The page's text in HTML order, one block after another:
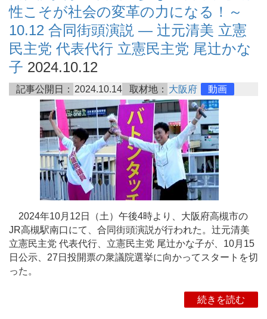
性こそが社会の変革の力になる！～
10.12 合同街頭演説 ― 辻元清美 立憲
民主党 代表代行 立憲民主党 尾辻かな
子 2024.10.12
記事公開日： 2024.10.14 取材地： 大阪府 動画
2024年10月12日（土）午後4時より、大阪府高槻市の
JR高槻駅南口にて、合同街頭演説が行われた。辻元清美
立憲民主党 代表代行、立憲民主党 尾辻かな子が、10月15
日公示、27日投開票の衆議院選挙に向かってスタートを切
った。
続きを読む